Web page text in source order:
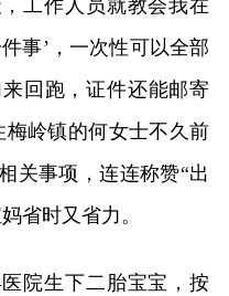
工作人员就教会我在
事’，一次性可以全部
回跑，证件还能邮寄
岭镇的何女士不久前
关事项，连连称赞“出
省时又省力。
院生下二胎宝宝，按